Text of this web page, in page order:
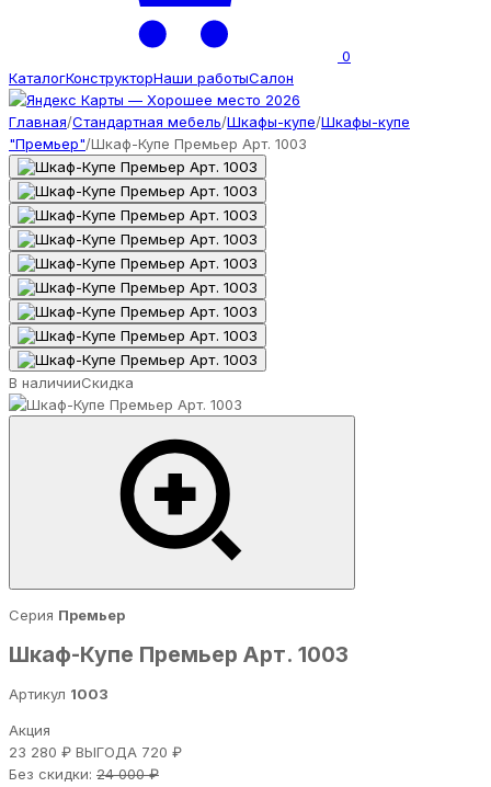
0
КаталогКонструкторНаши работыСалон
Главная/Стандартная мебель/Шкафы-купе/Шкафы-купе
"Премьер"/Шкаф-Купе Премьер Арт. 1003
В наличииСкидка
Серия Премьер
Шкаф-Купе Премьер Арт. 1003
Артикул 1003
Акция
23 280 ₽ ВЫГОДА 720 ₽
Без скидки: 24 000 ₽